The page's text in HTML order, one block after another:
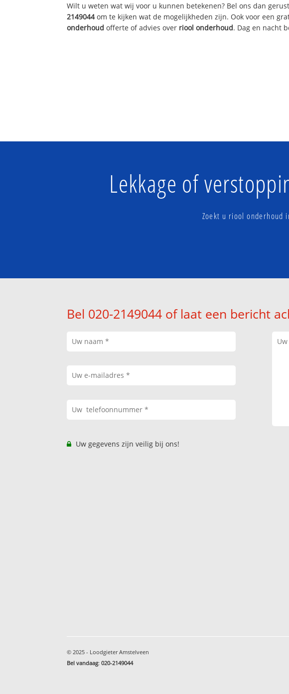
Wilt u weten wat wij voor u kunnen betekenen? Bel ons dan
2149044om te kijken wat de mogelijkheden zijn. Ook voor een
onderhoud offerte of advies over riool onderhoud. Dag en nacht
Lekkage of
Zoekt u riool onderhoud
Bel 020-2149044 of laat een bericht
Uw gegevens zijn veilig bij ons!
© 2025 - Loodgieter Amstelveen
Bel vandaag:020-2149044